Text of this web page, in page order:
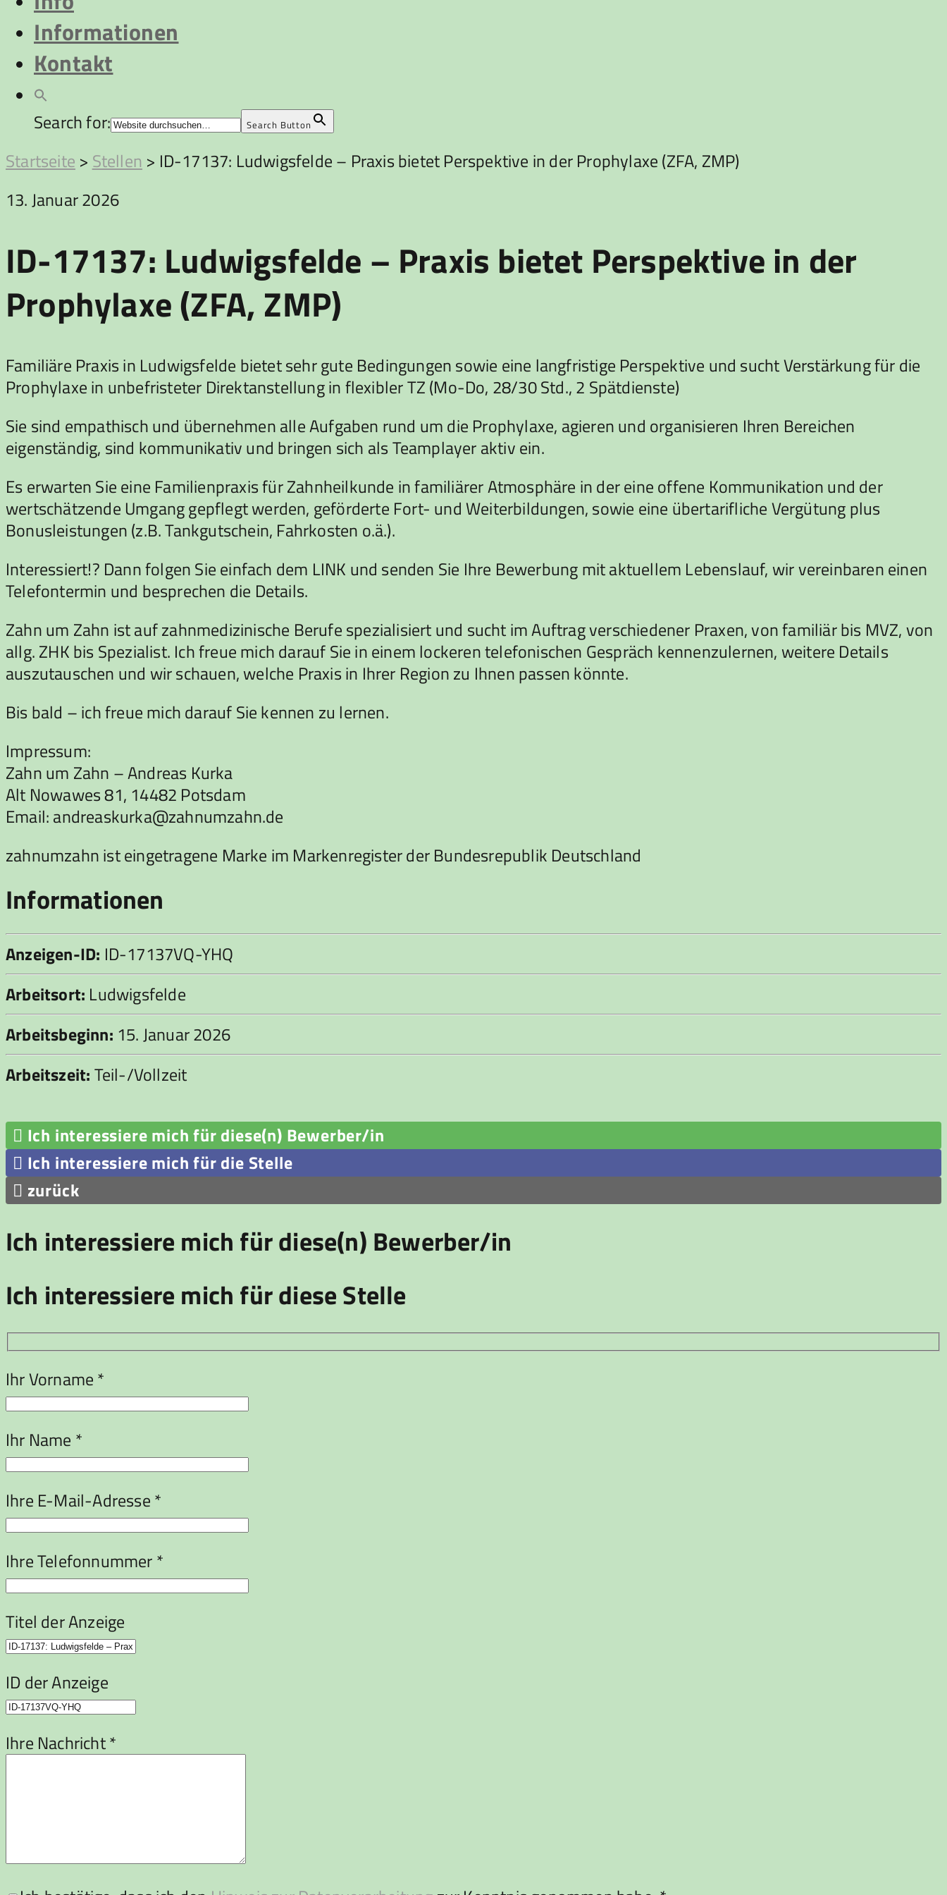
Informationen
Kontakt
Search for: Search Button
Startseite > Stellen > ID-17137: Ludwigsfelde – Praxis bietet Perspektive in der Prophylaxe (ZFA, ZMP)
13. Januar 2026
ID-17137: Ludwigsfelde – Praxis bietet Perspektive in der
Prophylaxe (ZFA, ZMP)
Familiäre Praxis in Ludwigsfelde bietet sehr gute Bedingungen sowie eine langfristige Perspektive und sucht Verstärkung für die
Prophylaxe in unbefristeter Direktanstellung in flexibler TZ (Mo-Do, 28/30 Std., 2 Spätdienste)
Sie sind empathisch und übernehmen alle Aufgaben rund um die Prophylaxe, agieren und organisieren Ihren Bereichen
eigenständig, sind kommunikativ und bringen sich als Teamplayer aktiv ein.
Es erwarten Sie eine Familienpraxis für Zahnheilkunde in familiärer Atmosphäre in der eine offene Kommunikation und der
wertschätzende Umgang gepflegt werden, geförderte Fort- und Weiterbildungen, sowie eine übertarifliche Vergütung plus
Bonusleistungen (z.B. Tankgutschein, Fahrkosten o.ä.).
Interessiert!? Dann folgen Sie einfach dem LINK und senden Sie Ihre Bewerbung mit aktuellem Lebenslauf, wir vereinbaren einen
Telefontermin und besprechen die Details.
Zahn um Zahn ist auf zahnmedizinische Berufe spezialisiert und sucht im Auftrag verschiedener Praxen, von familiär bis MVZ, von
allg. ZHK bis Spezialist. Ich freue mich darauf Sie in einem lockeren telefonischen Gespräch kennenzulernen, weitere Details
auszutauschen und wir schauen, welche Praxis in Ihrer Region zu Ihnen passen könnte.
Bis bald – ich freue mich darauf Sie kennen zu lernen.
Impressum:
Zahn um Zahn – Andreas Kurka
Alt Nowawes 81, 14482 Potsdam
Email: andreaskurka@zahnumzahn.de
zahnumzahn ist eingetragene Marke im Markenregister der Bundesrepublik Deutschland
Informationen
Anzeigen-ID: ID-17137VQ-YHQ
Arbeitsort: Ludwigsfelde
Arbeitsbeginn: 15. Januar 2026
Arbeitszeit:Teil-/Vollzeit
 Ich interessiere mich für diese(n) Bewerber/in
 Ich interessiere mich für die Stelle
 zurück
Ich interessiere mich für diese(n) Bewerber/in
Ich interessiere mich für diese Stelle
Ihr Vorname *
Ihr Name *
Ihre E-Mail-Adresse *
Ihre Telefonnummer *
Titel der Anzeige
ID der Anzeige
Ihre Nachricht *